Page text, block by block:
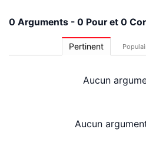
0 Arguments - 0 Pour et 0
Pertinent
Aucun
Aucun